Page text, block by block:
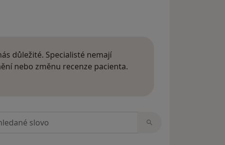
důležité. Specialisté nemají
nebo změnu recenze pacienta.